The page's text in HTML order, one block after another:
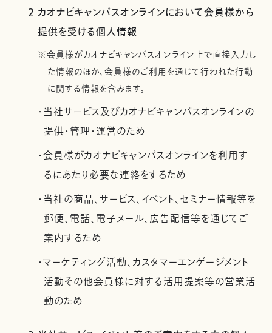
2 カオナビキャンパスオンラインにおいて会員様から
提供を受ける個人情報
※会員様がカオナビキャンパスオンライン上で直接入力し
た情報のほか、会員様のご利用を通じて行われた行動
に関する情報を含みます。
・当社サービス及びカオナビキャンパスオンラインの
提供・管理・運営のため
・会員様がカオナビキャンパスオンラインを利用す
るにあたり必要な連絡をするため
・当社の商品、サービス、イベント、セミナー情報等を
郵便、電話、電子メール、広告配信等を通じてご
案内するため
・マーケティング活動、カスタマーエンゲージメント
活動その他会員様に対する活用提案等の営業活
動のため